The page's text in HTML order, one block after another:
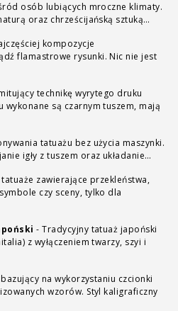
osób lubiących mroczne klimaty.
oraz chrześcijańską sztuką…
kompozycje
flamastrowe rysunki. Nic nie jest
technikę wyrytego druku
wykonane są czarnym tuszem, mają
tatuażu bez użycia maszynki.
igły z tuszem oraz układanie…
zawierające przekleństwa,
czy sceny, tylko dla
- Tradycyjny tatuaż japoński
z wyłączeniem twarzy, szyi i
bazujący na wykorzystaniu czcionki
wzorów. Styl kaligraficzny